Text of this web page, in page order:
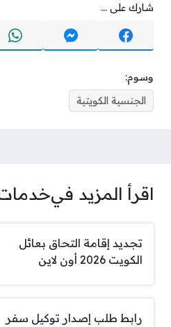
شارك على ...
وسوم:
الجنسية الكويتية
اقرأ المزيد في
تجديد إقامة التحاق بعائل
الكويت 2026 أون لاين
رابط طلب إصدار توكيل سفر